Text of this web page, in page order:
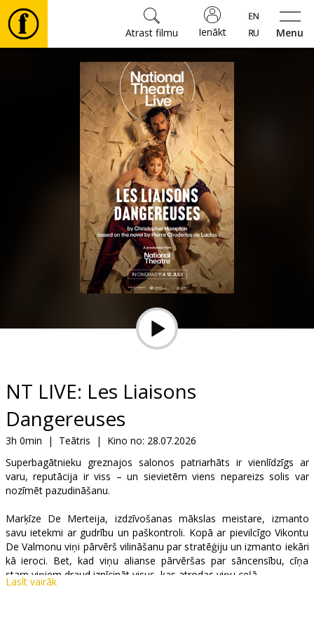
Menu
Ienākt
Atrast filmu
Pasākumi
B2B
Kino
Klubs
NT LIVE: Les Liaisons
Dangereuses
3h 0min | Teātris | Kino no: 28.07.2026
Superbagātnieku greznajos salonos patriarhāts ir vienlīdzīgs ar
varu, reputācija ir viss – un sievietēm viens nepareizs solis var
nozīmēt pazudināšanu.
Marķīze De Merteija, izdzīvošanas mākslas meistare, izmanto
savu ietekmi ar gudrību un paškontroli. Kopā ar pievilcīgo Vikontu
De Valmonu viņi pārvērš vilināšanu par stratēģiju un izmanto iekāri
kā ieroci. Bet, kad viņu alianse pārvēršas par sāncensību, cīņa
starp viņiem draud iznīcināt visus, kas atrodas viņu ceļā.
Lasīt vairāk